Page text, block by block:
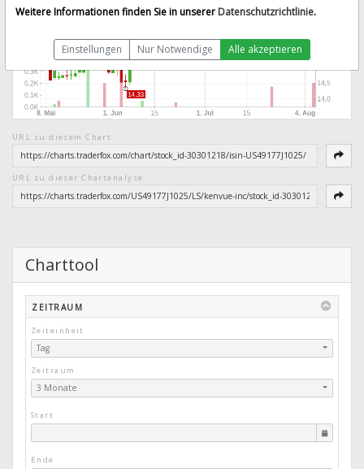
URL zu diesem Chart
URL zu dieser Chartanalyse
Charttool
ZEITRAUM
Zeiteinheit
Tag
Zeitraum
3 Monate
Start
Ende
Weitere Informationen finden Sie in unserer Datenschutzrichtlinie.
Einstellungen Nur Notwendige Alle akzeptieren